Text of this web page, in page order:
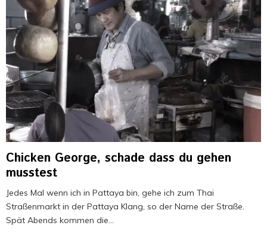
a
t
a
y
a
–
F
u
t
e
n
w
i
w
e
e
–
G
O
L
o
h
e
E
n
d
?
s
e
D
a
s
H
a
u
i
n
e
n
H
o
c
k
Chicken George, schade dass du gehen
musstest
Jedes Mal wenn ich in Pattaya bin, gehe ich zum Thai
Straßenmarkt in der Pattaya Klang, so der Name der Straße.
Spät Abends kommen die...